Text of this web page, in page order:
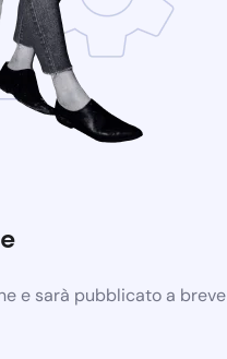
e sarà pubblicato a breve